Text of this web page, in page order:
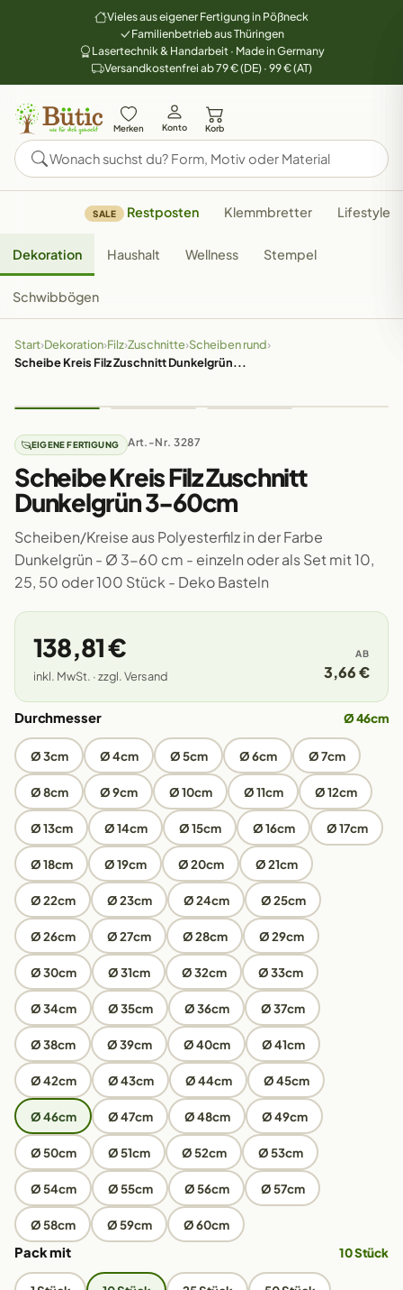
Vieles aus eigener Fertigung in Pößneck
Familienbetrieb aus Thüringen
Lasertechnik & Handarbeit · Made in Germany
Versandkostenfrei ab 79 € (DE) · 99 € (AT)
Merken Konto Korb
SALE Restposten Klemmbretter Lifestyle
Dekoration Haushalt Wellness Stempel
Schwibbögen
Start›Dekoration›Filz›Zuschnitte›Scheiben rund›
Scheibe Kreis Filz Zuschnitt Dunkelgrün...
EIGENE FERTIGUNG Art.-Nr. 3287
Scheibe Kreis Filz Zuschnitt
Dunkelgrün 3-60cm
Scheiben/Kreise aus Polyesterfilz in der Farbe
Dunkelgrün - Ø 3-60 cm - einzeln oder als Set mit 10,
25, 50 oder 100 Stück - Deko Basteln
138,81 €
inkl. MwSt. · zzgl. Versand
AB
3,66 €
Durchmesser Ø 46cm
Ø 3cm Ø 4cm Ø 5cm Ø 6cm Ø 7cm
Ø 8cm Ø 9cm Ø 10cm Ø 11cm Ø 12cm
Ø 13cm Ø 14cm Ø 15cm Ø 16cm Ø 17cm
Ø 18cm Ø 19cm Ø 20cm Ø 21cm
Ø 22cm Ø 23cm Ø 24cm Ø 25cm
Ø 26cm Ø 27cm Ø 28cm Ø 29cm
Ø 30cm Ø 31cm Ø 32cm Ø 33cm
Ø 34cm Ø 35cm Ø 36cm Ø 37cm
Ø 38cm Ø 39cm Ø 40cm Ø 41cm
Ø 42cm Ø 43cm Ø 44cm Ø 45cm
Ø 46cm Ø 47cm Ø 48cm Ø 49cm
Ø 50cm Ø 51cm Ø 52cm Ø 53cm
Ø 54cm Ø 55cm Ø 56cm Ø 57cm
Ø 58cm Ø 59cm Ø 60cm
Pack mit 10 Stück